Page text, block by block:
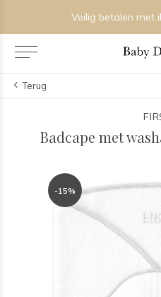
Veilig betalen met
Terug
Badcape met
-15%